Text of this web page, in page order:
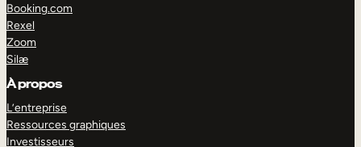
Booking.com
Rexel
Zoom
Silæ
À propos
L’entreprise
Ressources graphiques
Investisseurs